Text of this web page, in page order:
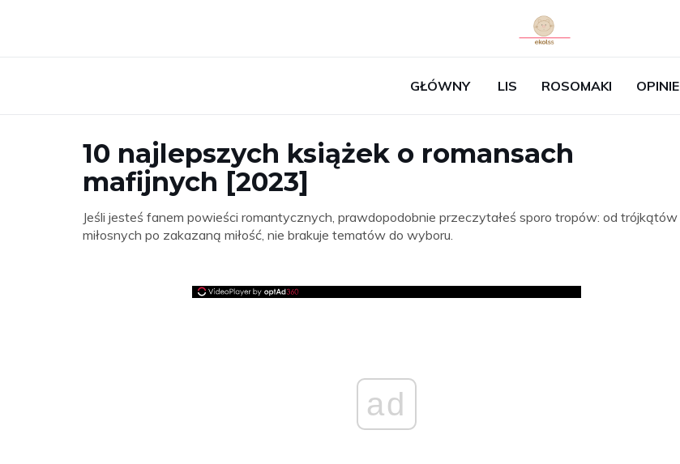
GŁÓWNY LIS ROSOMAKI OPINIE
10 najlepszych książek o romansach
mafijnych [2023]
Jeśli jesteś fanem powieści romantycznych, prawdopodobnie przeczytałeś sporo tropów: od trójkątów
miłosnych po zakazaną miłość, nie brakuje tematów do wyboru.
ad